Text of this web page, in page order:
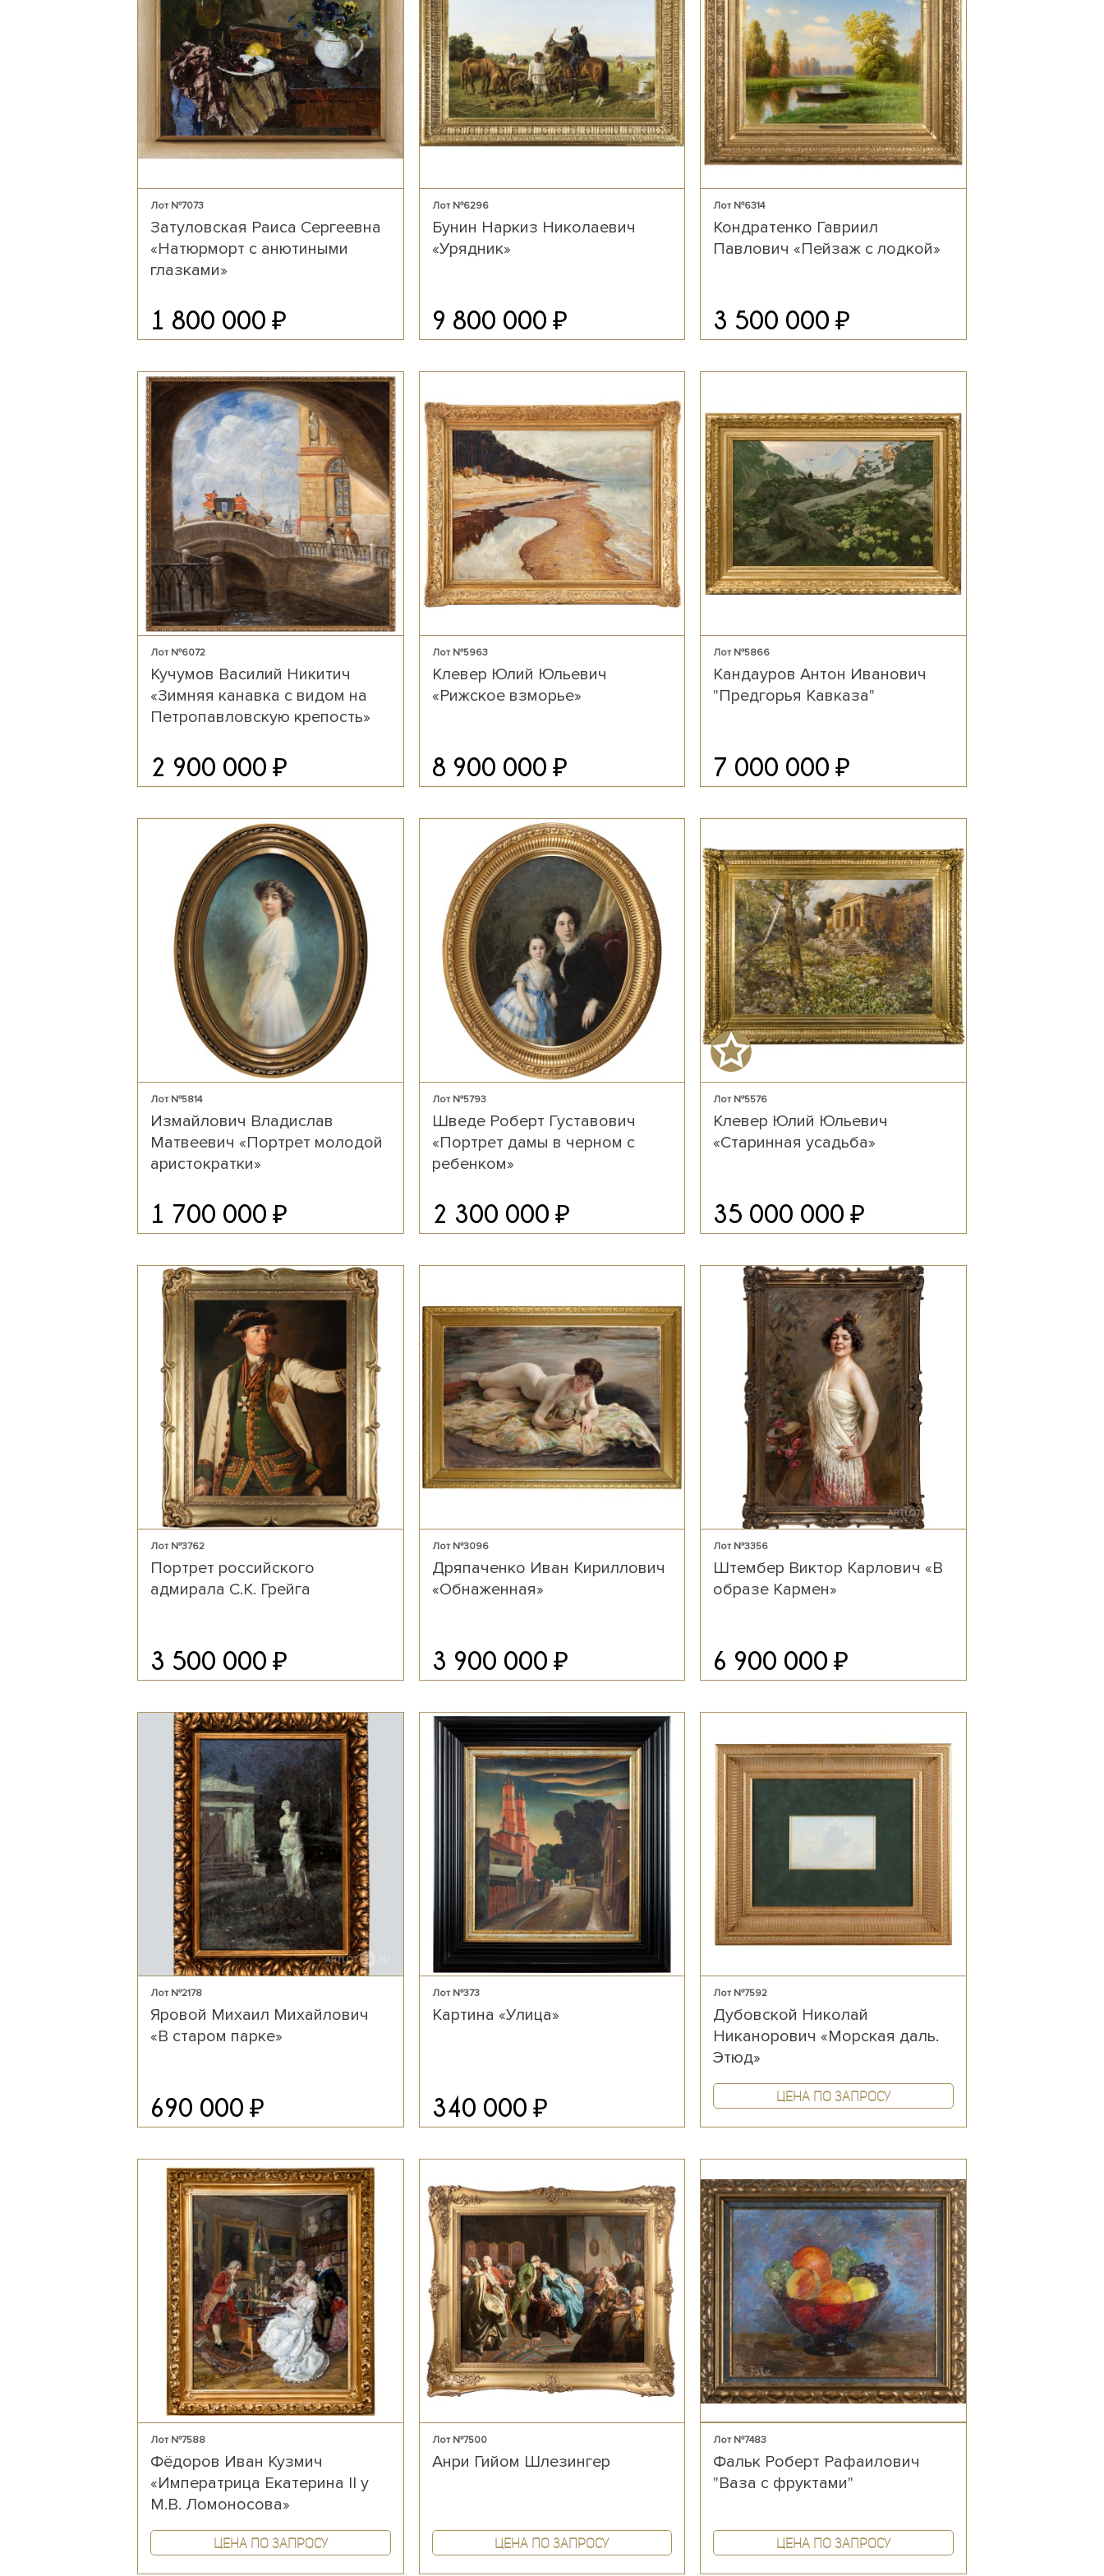
Лот №7073
Затуловская Раиса Сергеевна
«Натюрморт с анютиными
глазками»
1 800 000 ₽
Лот №6296
Бунин Наркиз Николаевич
«Урядник»
9 800 000 ₽
Лот №6314
Кондратенко Гавриил
Павлович «Пейзаж с лодкой»
3 500 000 ₽
Лот №6072
Кучумов Василий Никитич
«Зимняя канавка с видом на
Петропавловскую крепость»
2 900 000 ₽
Лот №5963
Клевер Юлий Юльевич
«Рижское взморье»
8 900 000 ₽
Лот №5866
Кандауров Антон Иванович
"Предгорья Кавказа"
7 000 000 ₽
Лот №5814
Измайлович Владислав
Матвеевич «Портрет молодой
аристократки»
1 700 000 ₽
Лот №5793
Шведе Роберт Густавович
«Портрет дамы в черном с
ребенком»
2 300 000 ₽
Лот №5576
Клевер Юлий Юльевич
«Старинная усадьба»
35 000 000 ₽
Лот №3762
Портрет российского
адмирала С.К. Грейга
3 500 000 ₽
Лот №3096
Дряпаченко Иван Кириллович
«Обнаженная»
3 900 000 ₽
Лот №3356
Штембер Виктор Карлович «В
образе Кармен»
6 900 000 ₽
Лот №2178
Яровой Михаил Михайлович
«В старом парке»
690 000 ₽
Лот №373
Картина «Улица»
340 000 ₽
Лот №7592
Дубовской Николай
Никанорович «Морская даль.
Этюд»
Цена по запросу
Лот №7588
Фёдоров Иван Кузмич
«Императрица Екатерина II у
М.В. Ломоносова»
Цена по запросу
Лот №7500
Анри Гийом Шлезингер
Цена по запросу
Лот №7483
Фальк Роберт Рафаилович
"Ваза с фруктами"
Цена по запросу